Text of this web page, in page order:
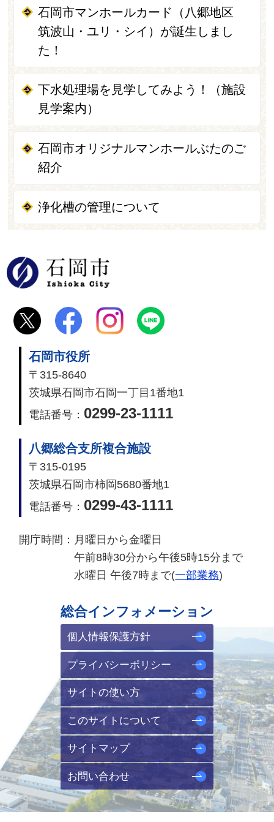
石岡市マンホールカード（八郷地区
筑波山・ユリ・シイ）が誕生しまし
た！
下水処理場を見学してみよう！（施設
見学案内）
石岡市オリジナルマンホールぶたのご
紹介
浄化槽の管理について
石岡市役所
〒315-8640
茨城県石岡市石岡一丁目1番地1
電話番号： 0299-23-1111
八郷総合支所複合施設
〒315-0195
茨城県石岡市柿岡5680番地1
電話番号： 0299-43-1111
開庁時間： 月曜日から金曜日
午前8時30分から午後5時15分まで
水曜日 午後7時まで(一部業務)
総合インフォメーション
個人情報保護方針
プライバシーポリシー
サイトの使い方
このサイトについて
サイトマップ
お問い合わせ